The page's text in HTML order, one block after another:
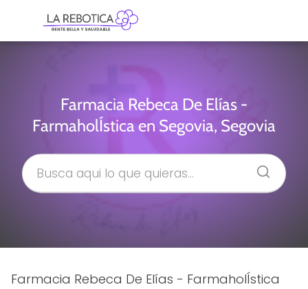
Farmacia Rebeca De Elías -
FarmaholÍstica en Segovia, Segovia
Farmacia Rebeca De Elías - FarmaholÍstica